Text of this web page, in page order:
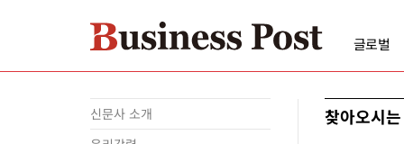
글로벌
신문사 소개
찾아오시